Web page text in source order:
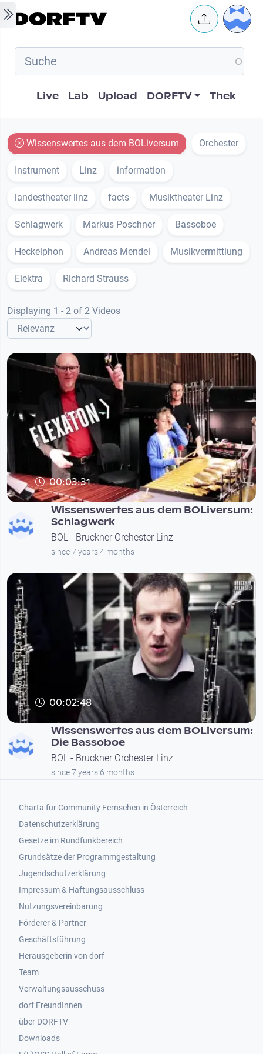
Skip to main content User
Hauptnavigation
Live Lab Upload DORFTV Thek
Wissenswertes aus dem BOLiversum Orchester
Instrument Linz information
landestheater linz facts Musiktheater Linz
Schlagwerk Markus Poschner Bassoboe
Heckelphon Andreas Mendel Musikvermittlung
Elektra Richard Strauss
Displaying 1 - 2 of 2 Videos
00:03:31
Wissenswertes aus dem BOLiversum:
Schlagwerk
BOL - Bruckner Orchester Linz
since 7 years 4 months
00:02:48
Wissenswertes aus dem BOLiversum:
Die Bassoboe
BOL - Bruckner Orchester Linz
since 7 years 6 months
Footer 1
Charta für Community Fernsehen in Österreich
Datenschutzerklärung
Gesetze im Rundfunkbereich
Grundsätze der Programmgestaltung
Jugendschutzerklärung
Impressum & Haftungsausschluss
Nutzungsvereinbarung
Footer 2
Förderer & Partner
Geschäftsführung
Herausgeberin von dorf
Team
Verwaltungsausschuss
dorf FreundInnen
Footer 3
über DORFTV
Downloads